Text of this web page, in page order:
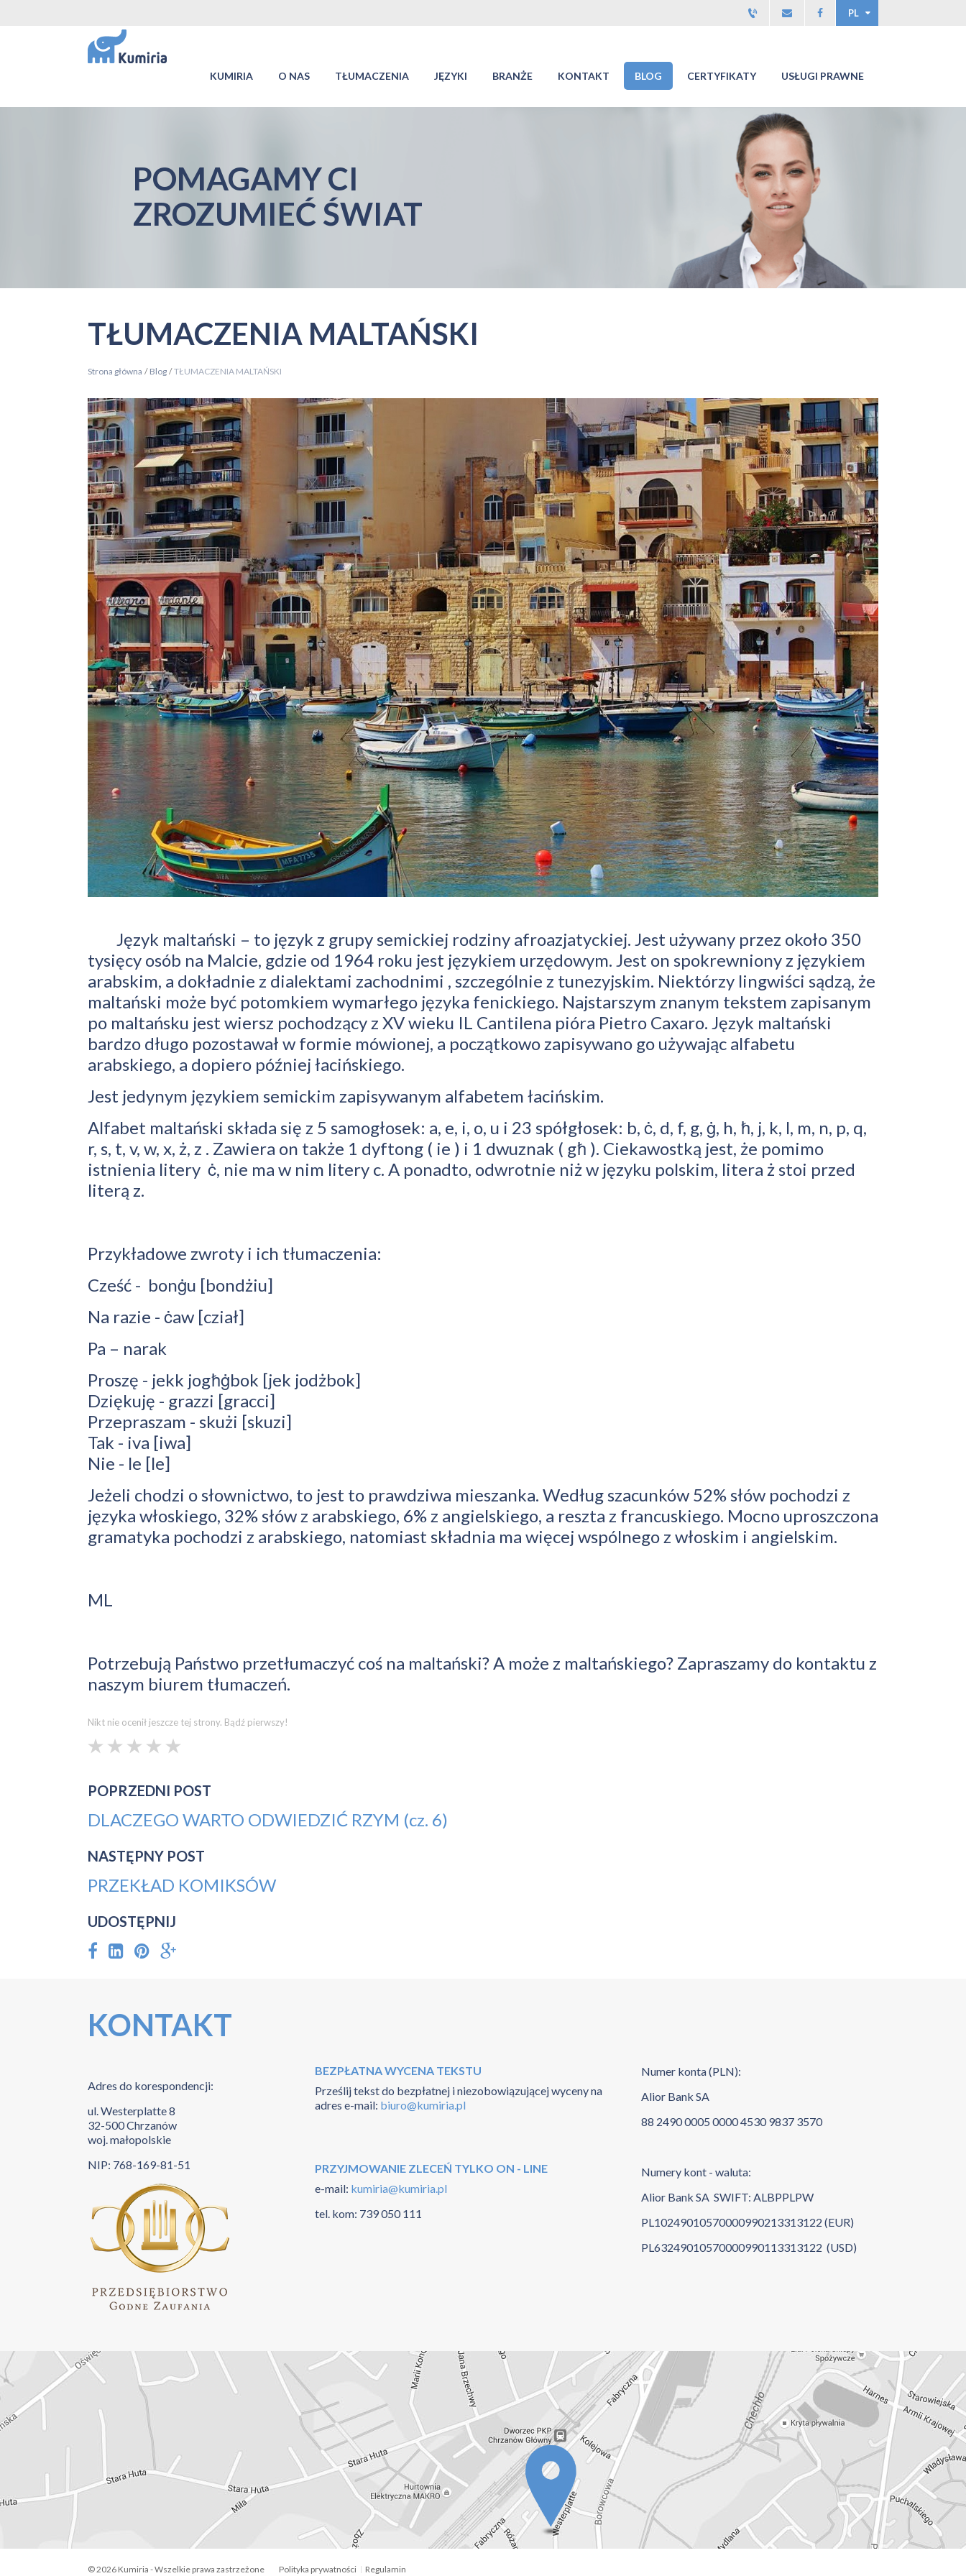
PL
KUMIRIA O NAS TŁUMACZENIA JĘZYKI BRANŻE KONTAKT BLOG CERTYFIKATY USŁUGI PRAWNE
POMAGAMY CI
ZROZUMIEĆ ŚWIAT
TŁUMACZENIA MALTAŃSKI
Strona główna / Blog / TŁUMACZENIA MALTAŃSKI
Język maltański – to język z grupy semickiej rodziny afroazjatyckiej. Jest używany przez około 350
tysięcy osób na Malcie, gdzie od 1964 roku jest językiem urzędowym. Jest on spokrewniony z językiem
arabskim, a dokładnie z dialektami zachodnimi , szczególnie z tunezyjskim. Niektórzy lingwiści sądzą, że
maltański może być potomkiem wymarłego języka fenickiego. Najstarszym znanym tekstem zapisanym
po maltańsku jest wiersz pochodzący z XV wieku IL Cantilena pióra Pietro Caxaro. Język maltański
bardzo długo pozostawał w formie mówionej, a początkowo zapisywano go używając alfabetu
arabskiego, a dopiero później łacińskiego.
Jest jedynym językiem semickim zapisywanym alfabetem łacińskim.
Alfabet maltański składa się z 5 samogłosek: a, e, i, o, u i 23 spółgłosek: b, ċ, d, f, g, ġ, h, ħ, j, k, l, m, n, p, q,
r, s, t, v, w, x, ż, z . Zawiera on także 1 dyftong ( ie ) i 1 dwuznak ( għ ). Ciekawostką jest, że pomimo
istnienia litery ċ, nie ma w nim litery c. A ponadto, odwrotnie niż w języku polskim, litera ż stoi przed
literą z.
Przykładowe zwroty i ich tłumaczenia:
Cześć - bonġu [bondżiu]
Na razie - ċaw [cział]
Pa – narak
Proszę - jekk jogħġbok [jek jodżbok]
Dziękuję - grazzi [gracci]
Przepraszam - skużi [skuzi]
Tak - iva [iwa]
Nie - le [le]
Jeżeli chodzi o słownictwo, to jest to prawdziwa mieszanka. Według szacunków 52% słów pochodzi z
języka włoskiego, 32% słów z arabskiego, 6% z angielskiego, a reszta z francuskiego. Mocno uproszczona
gramatyka pochodzi z arabskiego, natomiast składnia ma więcej wspólnego z włoskim i angielskim.
ML
Potrzebują Państwo przetłumaczyć coś na maltański? A może z maltańskiego? Zapraszamy do kontaktu z
naszym biurem tłumaczeń.
Nikt nie ocenił jeszcze tej strony. Bądź pierwszy!
POPRZEDNI POST
DLACZEGO WARTO ODWIEDZIĆ RZYM (cz. 6)
NASTĘPNY POST
PRZEKŁAD KOMIKSÓW
UDOSTĘPNIJ
KONTAKT
Adres do korespondencji:
ul. Westerplatte 8
32-500 Chrzanów
woj. małopolskie
NIP: 768-169-81-51
BEZPŁATNA WYCENA TEKSTU
Prześlij tekst do bezpłatnej i niezobowiązującej wyceny na
adres e-mail: biuro@kumiria.pl
PRZYJMOWANIE ZLECEŃ TYLKO ON - LINE
e-mail: kumiria@kumiria.pl
tel. kom: 739 050 111
Numer konta (PLN):
Alior Bank SA
88 2490 0005 0000 4530 9837 3570
Numery kont - waluta:
Alior Bank SA SWIFT: ALBPPLPW
PL10249010570000990213313122 (EUR)
PL63249010570000990113313122 (USD)
© 2026 Kumiria - Wszelkie prawa zastrzeżone Polityka prywatności Regulamin